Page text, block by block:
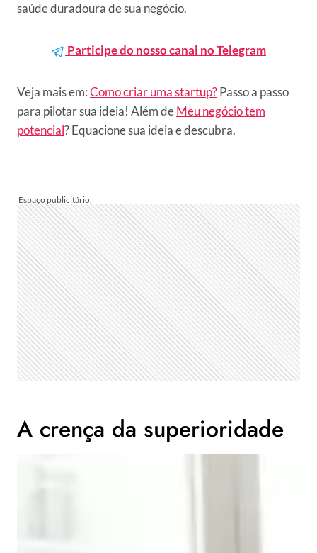
saúde duradoura de sua negócio.
Participe do nosso canal no Telegram
Veja mais em:Como criar uma startup?Passo a passo
para pilotar sua ideia! Além deMeu negócio tem
potencial? Equacione sua ideia e descubra.
A crença da superioridade